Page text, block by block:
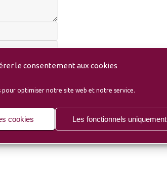
le consentement aux cookies
pour optimiser notre site web et notre service.
cookies Les fonctionnels uniquement